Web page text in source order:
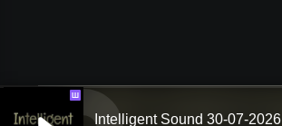
Ш
Intelligent Sound 30-07-2026